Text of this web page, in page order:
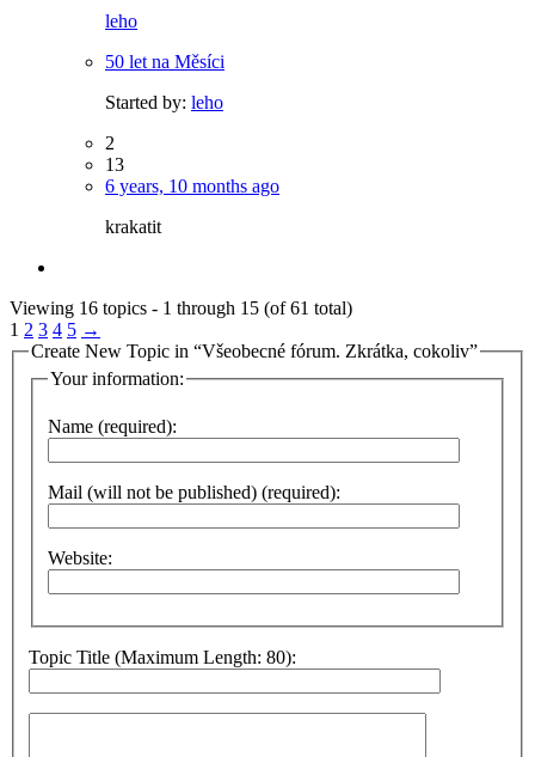
leho
50 let na Měsíci
Started by: leho
2
13
6 years, 10 months ago
krakatit
Viewing 16 topics - 1 through 15 (of 61 total)
1 2 3 4 5 →
Create New Topic in “Všeobecné fórum. Zkrátka, cokoliv”
Your information:
Name (required):
Mail (will not be published) (required):
Website:
Topic Title (Maximum Length: 80):